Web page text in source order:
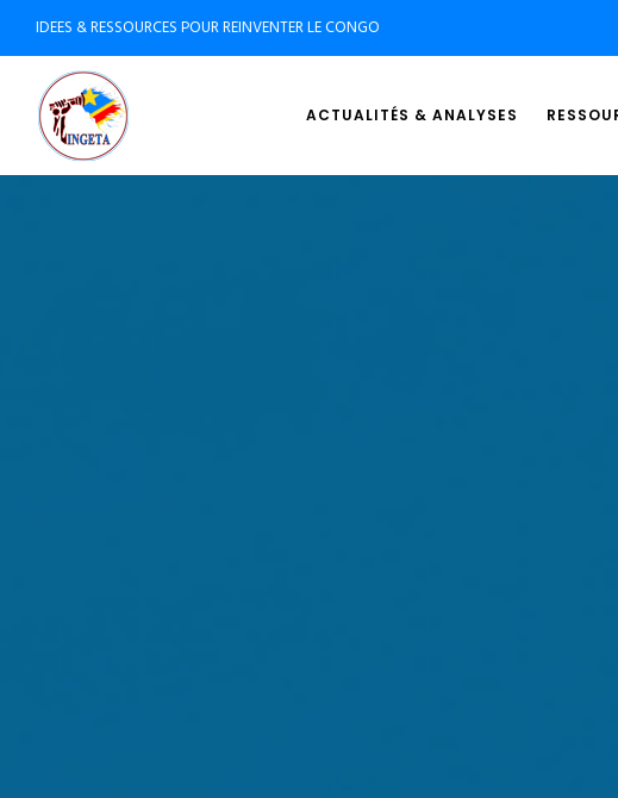
IDEES & RESSOURCES POUR REINVENTER LE CONGO
ACTUALITÉS & ANALYSES